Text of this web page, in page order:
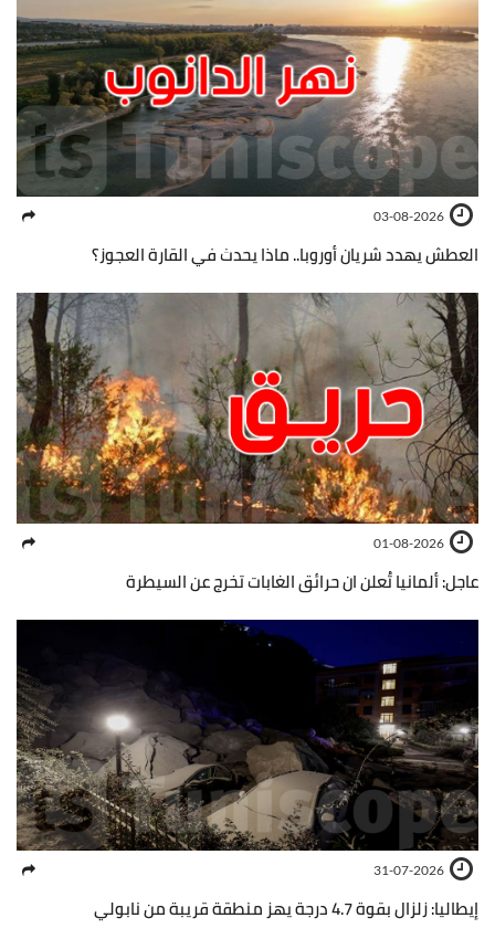
03-08-2026
العطش يهدد شريان أوروبا.. ماذا يحدث في القارة العجوز؟
01-08-2026
عاجل: ألمانيا تُعلن ان حرائق الغابات تخرج عن السيطرة
31-07-2026
إيطاليا: زلزال بقوة 4.7 درجة يهز منطقة قريبة من نابولي